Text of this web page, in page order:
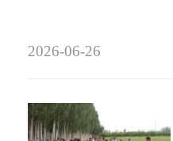
2026-06-26